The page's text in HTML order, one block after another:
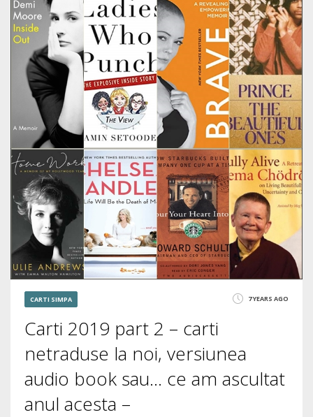
3629
CARTI SIMPA 7 YEARS AGO
Carti 2019 part 2 – carti
netraduse la noi, versiunea
audio book sau… ce am ascultat
anul acesta –